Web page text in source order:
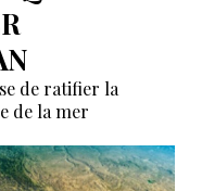
de ratifier la
de la mer